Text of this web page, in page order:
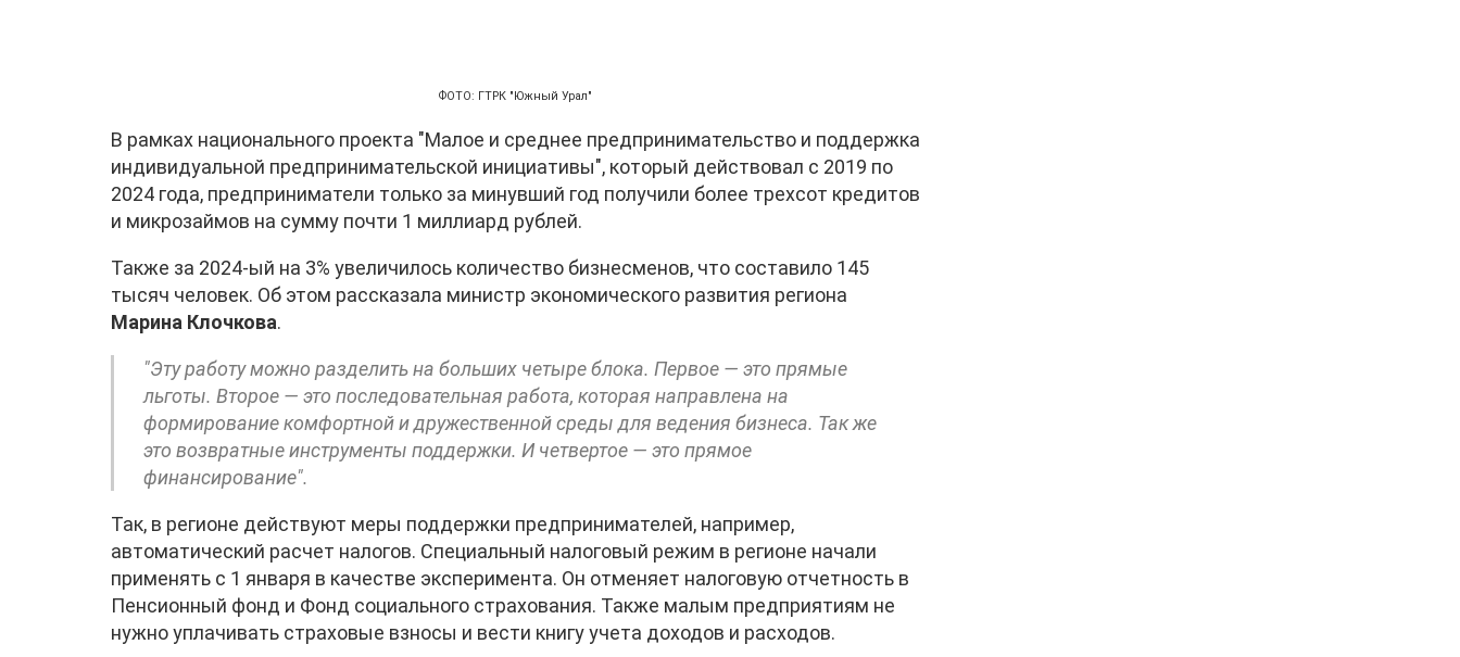
ФОТО: ГТРК "Южный Урал"
В рамках национального проекта "Малое и среднее предпринимательство и поддержка
индивидуальной предпринимательской инициативы", который действовал с 2019 по
2024 года, предприниматели только за минувший год получили более трехсот кредитов
и микрозаймов на сумму почти 1 миллиард рублей.
Также за 2024-ый на 3% увеличилось количество бизнесменов, что составило 145
тысяч человек. Об этом рассказала министр экономического развития региона
Марина Клочкова.
"Эту работу можно разделить на больших четыре блока. Первое — это прямые
льготы. Второе — это последовательная работа, которая направлена на
формирование комфортной и дружественной среды для ведения бизнеса. Так же
это возвратные инструменты поддержки. И четвертое — это прямое
финансирование".
Так, в регионе действуют меры поддержки предпринимателей, например,
автоматический расчет налогов. Специальный налоговый режим в регионе начали
применять с 1 января в качестве эксперимента. Он отменяет налоговую отчетность в
Пенсионный фонд и Фонд социального страхования. Также малым предприятиям не
нужно уплачивать страховые взносы и вести книгу учета доходов и расходов.